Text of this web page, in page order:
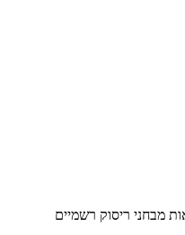
מבחני ריסוק רשמיים